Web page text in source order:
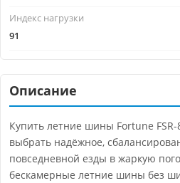
Индекс нагрузки
91
Описание
Купить летние шины Fortune
выбрать надёжное,
повседневной езды в жаркую
бескамерные летние шины без